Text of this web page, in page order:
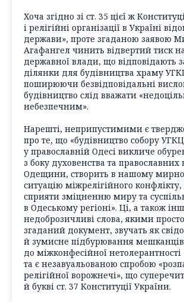
Хоча згідно зі ст. 35 цієї ж
і релігійні організації в Україні
держави», проте згаданою заявою
Агафангел чинить відвертий тиск
державної влади, що відповідають
ділянки для будівництва храму
поширюючи безвідповідальні
будівництво слід вважати
небезпечним».
Нарешті, неприпустимими є
про те, що «будівництво собору УГКЦ
у православній Одесі викличе
з боку духовенства та православних
Одещини, створить в нашому
ситуацію міжрелігійного
сприяти зміцненню миру та
в Одеському регіоні». Ці, а також
недоброзичливі слова, якими
згаданий документ, звучать як
й зумисне підбурювання
до міжконфесійної нетолерантності
та є незавуальованою спробою
релігійної ворожнечі», що
й букві ст. 37 Конституції України.